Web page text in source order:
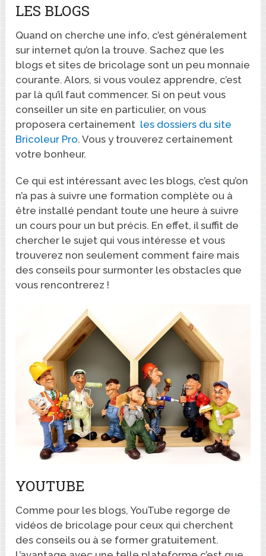
LES BLOGS
Quand on cherche une info, c’est généralement
sur internet qu’on la trouve. Sachez que les
blogs et sites de bricolage sont un peu monnaie
courante. Alors, si vous voulez apprendre, c’est
par là qu’il faut commencer. Si on peut vous
conseiller un site en particulier, on vous
proposera certainement les dossiers du site
Bricoleur Pro. Vous y trouverez certainement
votre bonheur.
Ce qui est intéressant avec les blogs, c’est qu’on
n’a pas à suivre une formation complète ou à
être installé pendant toute une heure à suivre
un cours pour un but précis. En effet, il suffit de
chercher le sujet qui vous intéresse et vous
trouverez non seulement comment faire mais
des conseils pour surmonter les obstacles que
vous rencontrerez !
YOUTUBE
Comme pour les blogs, YouTube regorge de
vidéos de bricolage pour ceux qui cherchent
des conseils ou à se former gratuitement.